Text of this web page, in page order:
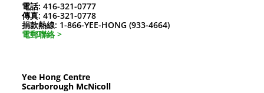
電話: 416-321-0777
傳真: 416-321-0778
捐款熱線: 1-866-YEE-HONG (933-4664)
電郵聯絡 >
Yee Hong Centre
Scarborough McNicoll